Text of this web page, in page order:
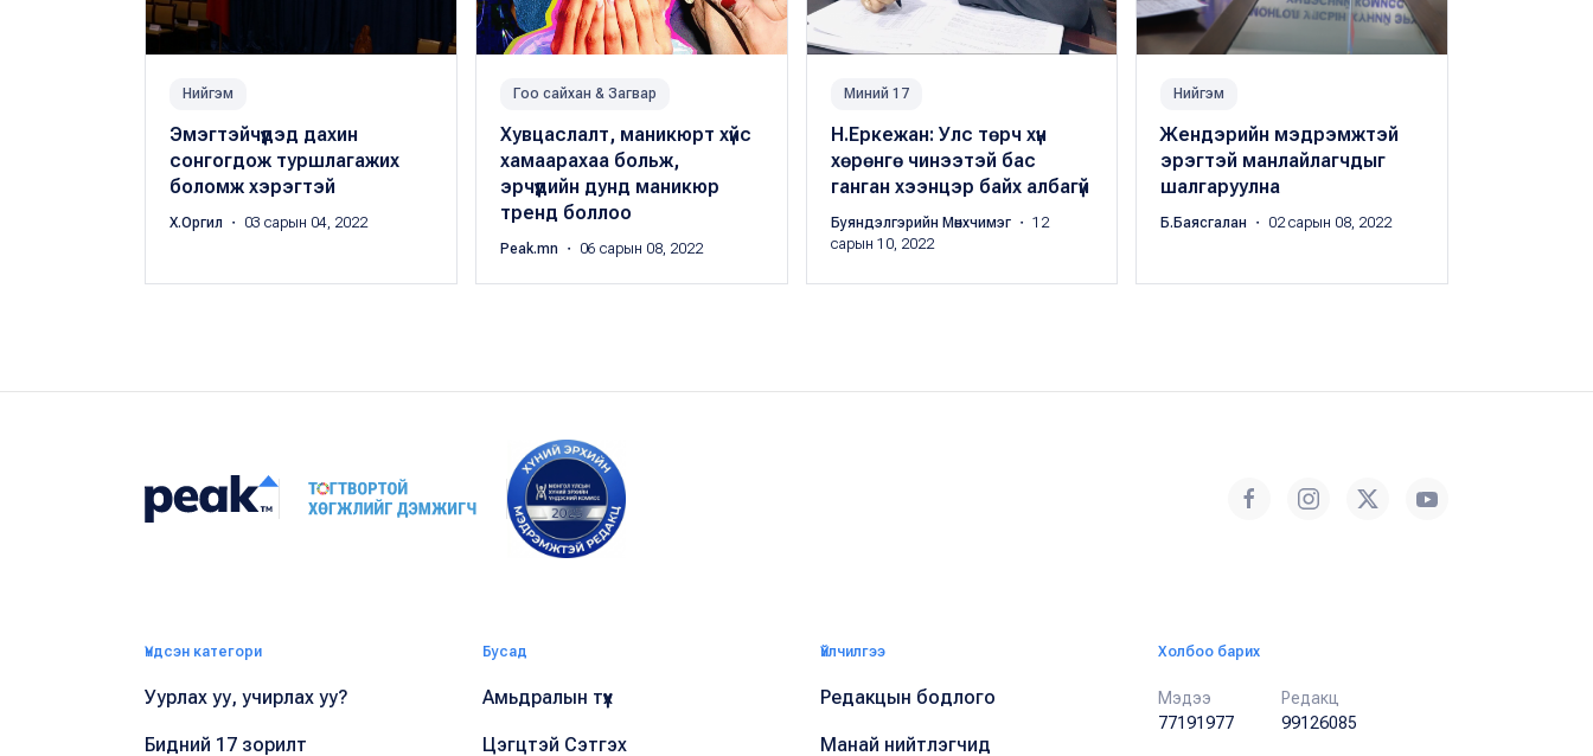
Нийгэм
Эмэгтэйчүүдэд дахин
сонгогдож туршлагажих
боломж хэрэгтэй
Х.Оргил ・ 03 сарын 04, 2022
Гоо сайхан & Загвар
Хувцаслалт, маникюрт хүйс
хамаарахаа больж,
эрчүүдийн дунд маникюр
тренд боллоо
Peak.mn ・ 06 сарын 08, 2022
Миний 17
Н.Еркежан: Улс төрч хүн
хөрөнгө чинээтэй ​бас ​
ганган хээнцэр байх албагүй
Буяндэлгэрийн Мөнхчимэг ・ 12
сарын 10, 2022
Нийгэм
Жендэрийн мэдрэмжтэй
эрэгтэй манлайлагчдыг
шалгаруулна
Б.Баясгалан ・ 02 сарын 08, 2022
Үндсэн категори
Уурлах уу, учирлах уу?
Бидний 17 зорилт
Бусад
Амьдралын түүх
Цэгцтэй Сэтгэх
Үйлчилгээ
Редакцын бодлого
Манай нийтлэгчид
Холбоо барих
Мэдээ
77191977
Редакц
99126085